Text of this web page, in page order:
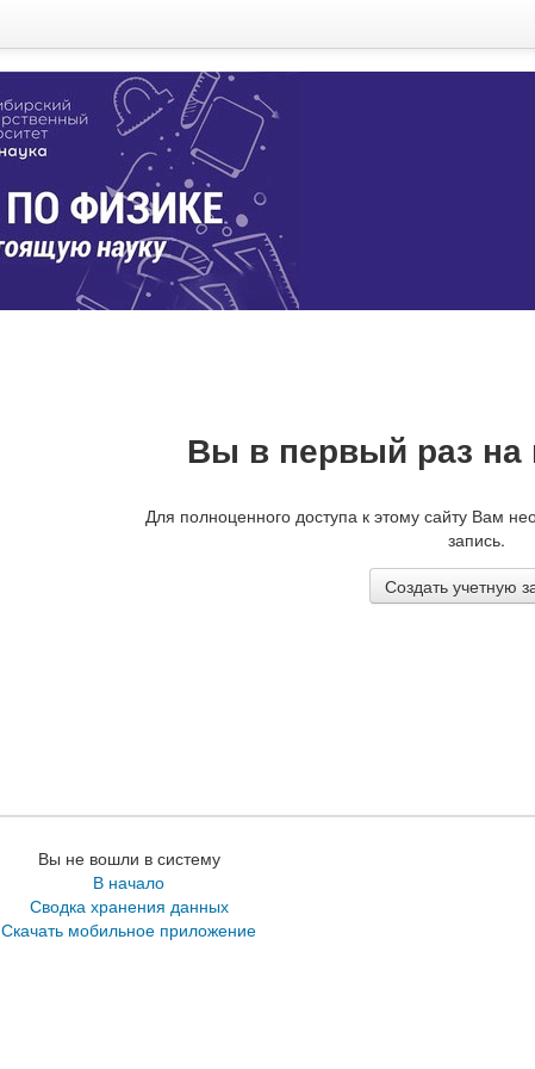
Вы в первый раз на
Для полноценного доступа к этому сайту Вам
запись.
Вы не вошли в систему
В начало
Сводка хранения данных
Скачать мобильное приложение